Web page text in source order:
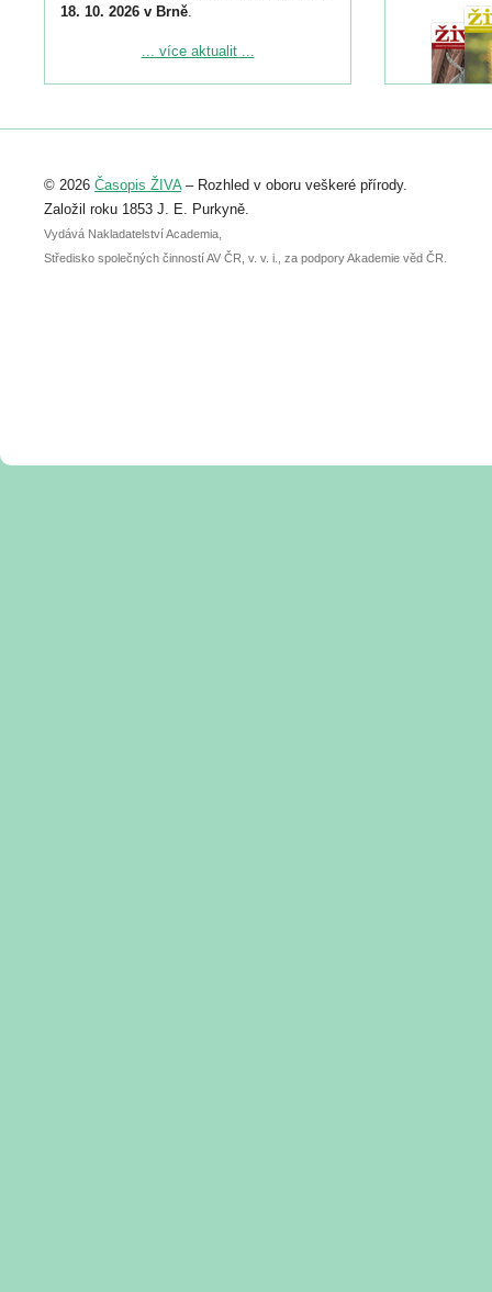
18. 10. 2026 v Brně.
Podrobnější informace ke konferenci
Registrovat se můžete do 6. září.
abstraktu přihlášené přednášky nebo
posteru je už 30. června.
... více aktualit ...
© 2026 Časopis ŽIVA– Rozhled v oboru veškeré přírody.
Založil roku 1853 J. E. Purkyně.
Vydává Nakladatelství Academia,
Středisko společných činností AV ČR, v. v. i., za podpory Akademie věd ČR.